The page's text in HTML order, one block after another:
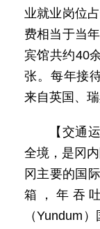
业就业岗位
费相当于当
宾馆共约40
张。每年接
来自英国、
【交通
全境，是冈
冈主要的国
箱，年吞
（Yundum